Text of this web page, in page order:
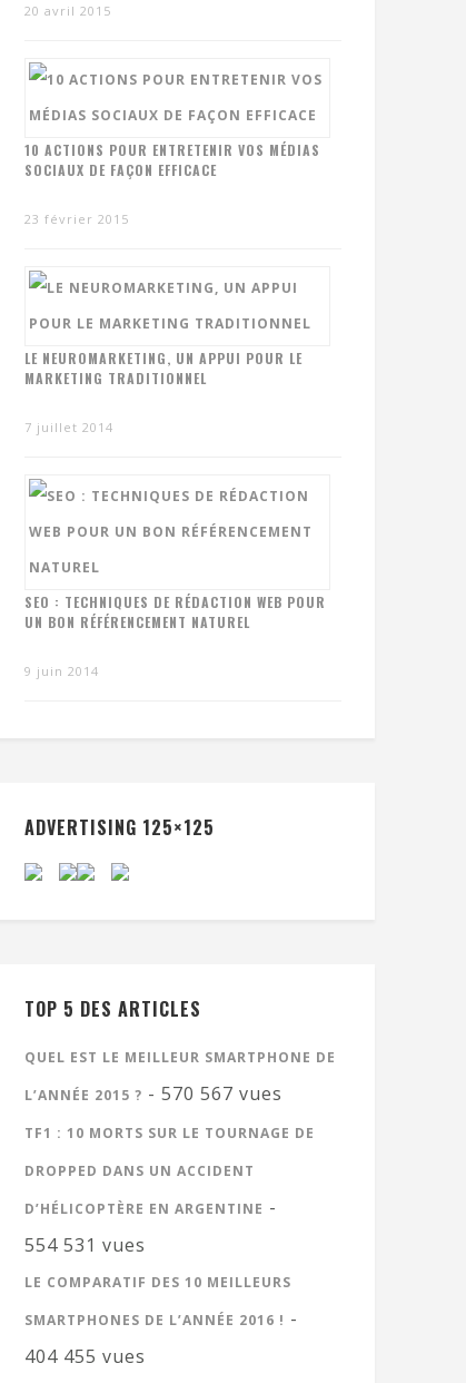
20 avril 2015
10 ACTIONS POUR ENTRETENIR VOS MÉDIAS
SOCIAUX DE FAÇON EFFICACE
23 février 2015
LE NEUROMARKETING, UN APPUI POUR LE
MARKETING TRADITIONNEL
7 juillet 2014
SEO : TECHNIQUES DE RÉDACTION WEB POUR
UN BON RÉFÉRENCEMENT NATUREL
9 juin 2014
ADVERTISING 125×125
TOP 5 DES ARTICLES
QUEL EST LE MEILLEUR SMARTPHONE DE
L’ANNÉE 2015 ? - 570 567 vues
TF1 : 10 MORTS SUR LE TOURNAGE DE
DROPPED DANS UN ACCIDENT
D’HÉLICOPTÈRE EN ARGENTINE -
554 531 vues
LE COMPARATIF DES 10 MEILLEURS
SMARTPHONES DE L’ANNÉE 2016 ! -
404 455 vues